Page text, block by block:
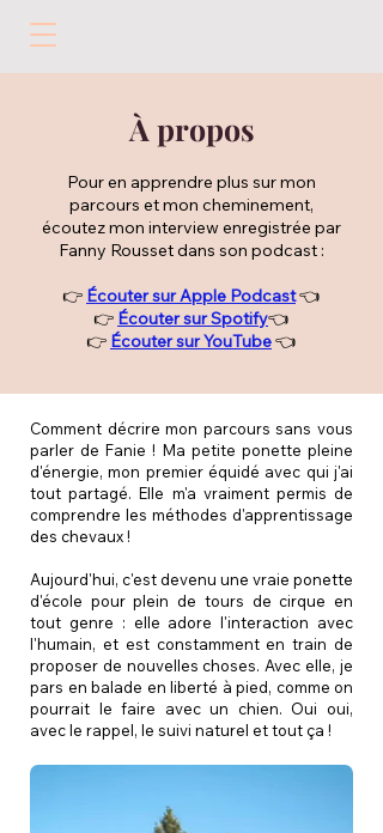
À propos
Pour en apprendre plus sur mon
parcours et mon cheminement,
écoutez mon interview enregistrée par
Fanny Rousset dans son podcast :
👉 Écouter sur Apple Podcast👈
👉 Écouter sur Spotify👈
👉 Écouter sur YouTube👈
Comment décrire mon parcours sans vous
parler de Fanie ! Ma petite ponette pleine
d'énergie, mon premier équidé avec qui j'ai
tout partagé. Elle m'a vraiment permis de
comprendre les méthodes d'apprentissage
des chevaux !
Aujourd'hui, c'est devenu une vraie ponette
d'école pour plein de tours de cirque en
tout genre : elle adore l'interaction avec
l'humain, et est constamment en train de
proposer de nouvelles choses. Avec elle, je
pars en balade en liberté à pied, comme on
pourrait le faire avec un chien. Oui oui,
avec le rappel, le suivi naturel et tout ça !